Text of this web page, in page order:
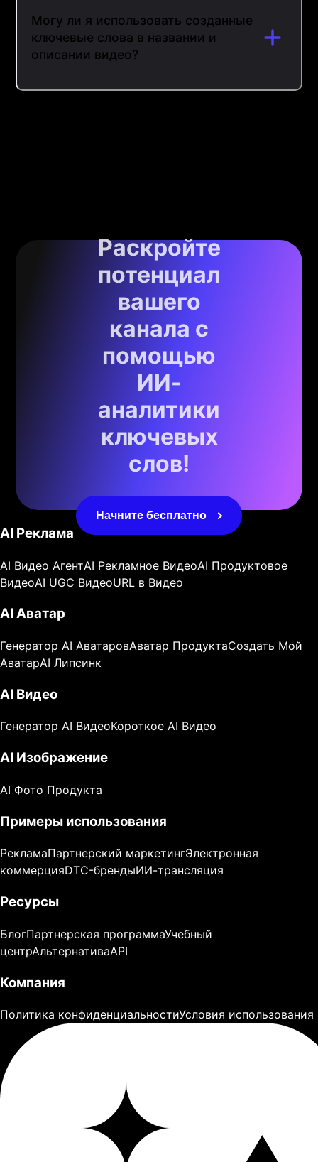
Могу ли я использовать созданные
ключевые слова в названии и
описании видео?
Раскройте
потенциал
вашего
канала с
помощью
ИИ-
аналитики
ключевых
слов!
Начните бесплатно
AI Реклама
AI Видео АгентAI Рекламное ВидеоAI Продуктовое
ВидеоAI UGC ВидеоURL в Видео
AI Аватар
Генератор AI АватаровАватар ПродуктаСоздать Мой
АватарAI Липсинк
AI Видео
Генератор AI ВидеоКороткое AI Видео
AI Изображение
AI Фото Продукта
Примеры использования
РекламаПартнерский маркетингЭлектронная
коммерцияDTC-брендыИИ-трансляция
Ресурсы
БлогПартнерская программаУчебный
центрАльтернативаAPI
Компания
Политика конфиденциальностиУсловия использования